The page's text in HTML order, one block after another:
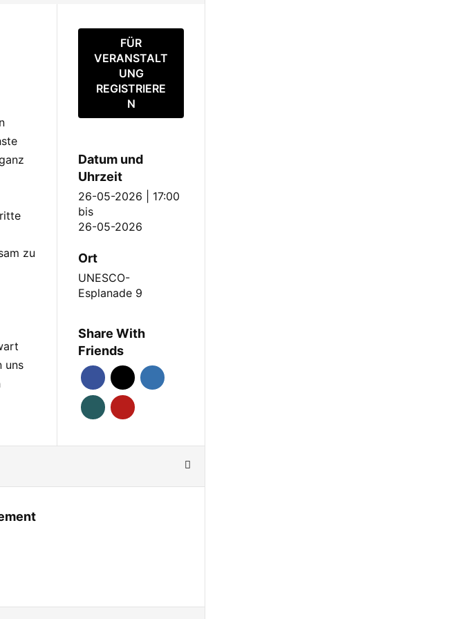
zu
uns
FÜR
VERANSTALT
UNG
REGISTRIERE
N
Datum und
Uhrzeit
26-05-2026 | 17:00
bis
26-05-2026
Ort
UNESCO-
Esplanade 9
Share With
Friends